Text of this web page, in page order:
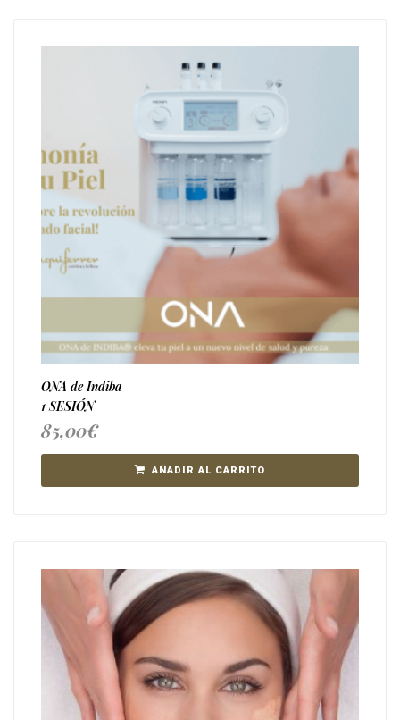
ONA de Indiba
1 SESIÓN
85,00€
AÑADIR AL CARRITO